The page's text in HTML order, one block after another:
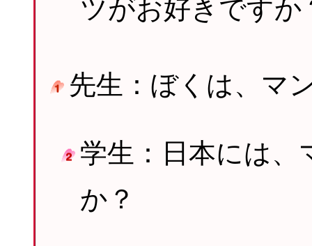
ツがお好きですか
先生：ぼくは、マ
学生：日本には
か？